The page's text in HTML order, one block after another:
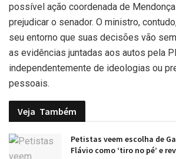
possível ação coordenada de
prejudicar o senador. O ministro,
seu entorno que suas decisões vão
as evidências juntadas aos autos pela
independentemente de ideologias ou
pessoais.
Veja Também
Petistas veem escolha de
Flávio como ‘tiro no pé’ e